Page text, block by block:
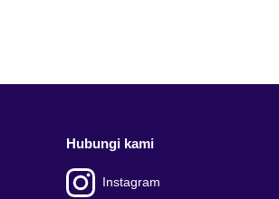
Hubungi kami
Instagram